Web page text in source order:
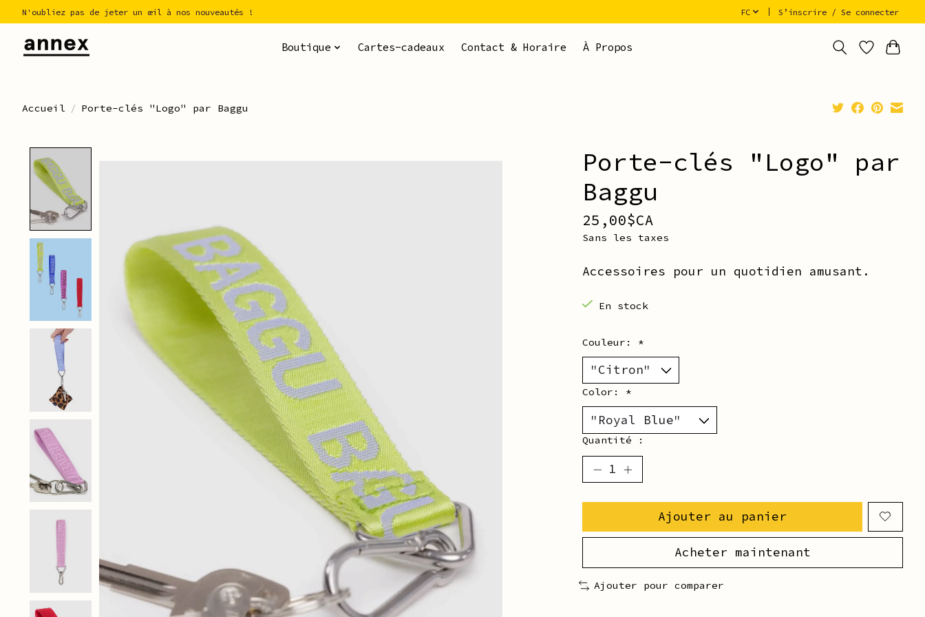
N'oubliez pas de jeter un œil à nos nouveautés ! FC S’inscrire / Se connecter
Boutique Cartes-cadeaux Contact & Horaire À Propos
Accueil / Porte-clés "Logo" par Baggu
Porte-clés "Logo" par
Baggu
25,00$CA
Sans les taxes
Accessoires pour un quotidien amusant.
En stock
Couleur: *
Color: *
Quantité :
Ajouter au panier
Acheter maintenant
Ajouter pour comparer